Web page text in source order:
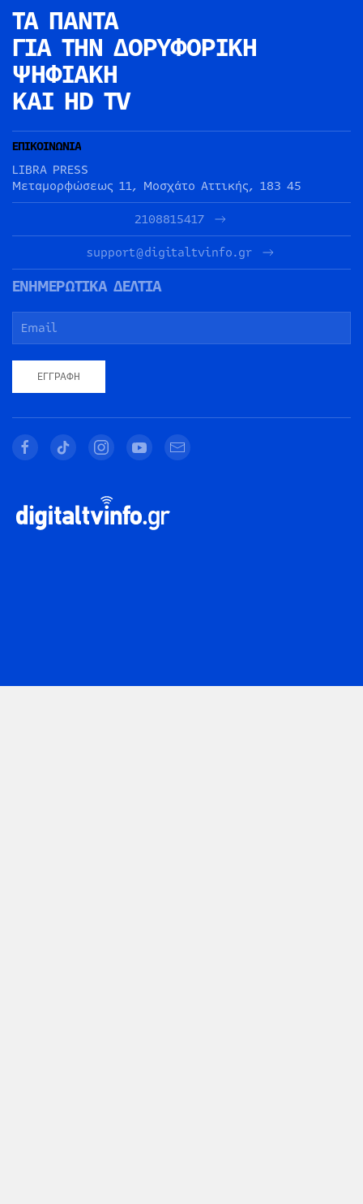
ΤΑ ΠΑΝΤΑ
ΓΙΑ ΤΗΝ ΔΟΡΥΦΟΡΙΚΗ
ΨΗΦΙΑΚΗ
ΚΑΙ HD TV
ΕΠΙΚΟΙΝΩΝΙΑ
LIBRA PRESS
Μεταμορφώσεως 11, Μοσχάτο Αττικής, 183 45
2108815417
support@digitaltvinfo.gr
ΕΝΗΜΕΡΩΤΙΚΑ ΔΕΛΤΙΑ
ΕΓΓΡΑΦΉ